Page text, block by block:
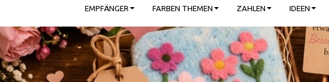
EMPFÄNGER FARBEN THEMEN ZAHLEN IDEEN